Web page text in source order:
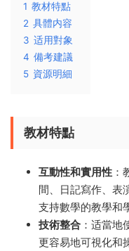
1 教材特點
2 具體内容
3 适用對象
4 備考建議
5 資源明細
教材特點
互動性和實用性 ：
間、日記寫作、表
支持數學的教學和
技術整合 ：适當
更容易地可視化和